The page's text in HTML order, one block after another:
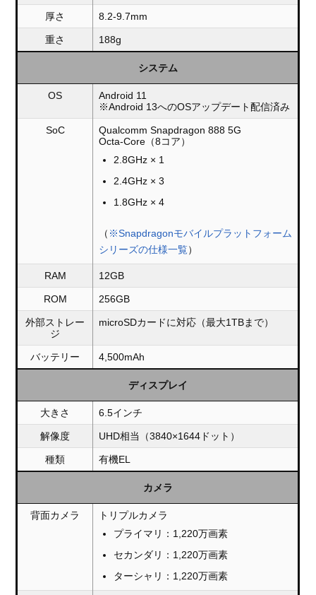
厚さ 8.2-9.7mm
重さ 188g
システム
OS
Android 11
※Android 13へのOSアップデート配信済み
SoC
Qualcomm Snapdragon 888 5G
Octa-Core（8コア）
2.8GHz × 1
2.4GHz × 3
1.8GHz × 4
（ ※Snapdragonモバイルプラットフォーム
シリーズの仕様一覧）
RAM 12GB
ROM 256GB
外部ストレー
ジ
microSDカードに対応（最大1TBまで）
バッテリー 4,500mAh
ディスプレイ
大きさ 6.5インチ
解像度 UHD相当（3840×1644ドット）
種類 有機EL
カメラ
背面カメラ
トリプルカメラ
プライマリ：1,220万画素
セカンダリ：1,220万画素
ターシャリ：1,220万画素